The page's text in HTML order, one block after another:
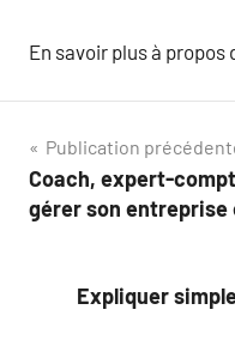
En savoir plus à propos
Navigation
de
Publication
Coach, expert-
gérer son
Expliquer